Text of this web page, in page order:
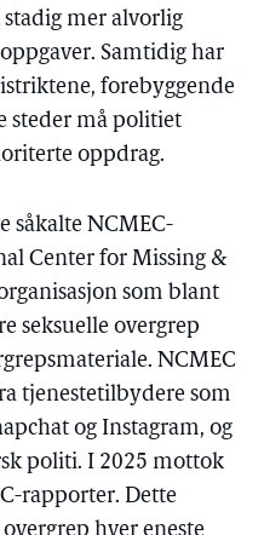
mer alvorlig
Samtidig har
forebyggende
steder må politiet
oppdrag.
såkalte NCMEC-
Center for Missing &
som blant
seksuelle overgrep
NCMEC
tjenestetilbydere som
og Instagram, og
politi. I 2025 mottok
rapporter. Dette